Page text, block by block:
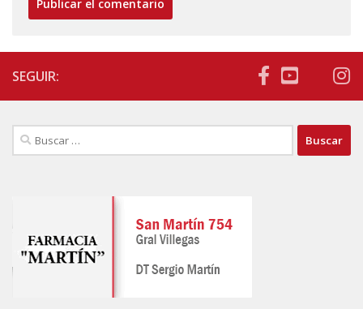
SEGUIR:
Buscar: